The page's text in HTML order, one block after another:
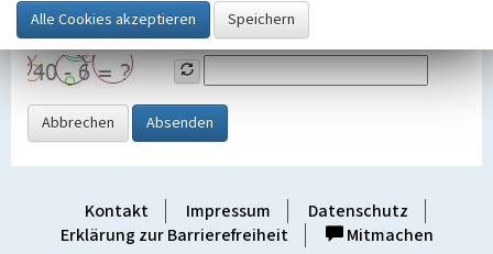
SicherheitsabfrageTragen Sie unten das Rechenergebnis aus der
Grafik ein
Abbrechen Absenden
Kontakt Impressum
Datenschutz
Erklärung zur Barrierefreiheit
Mitmachen